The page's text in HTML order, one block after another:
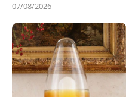
07/08/2026